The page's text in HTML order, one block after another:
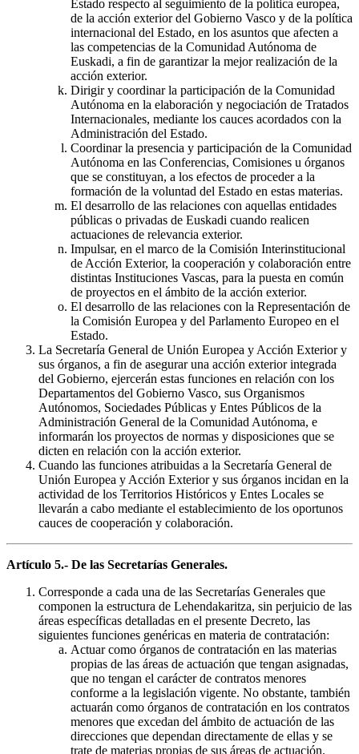
Estado respecto al seguimiento de la política europea,
de la acción exterior del Gobierno Vasco y de la política
internacional del Estado, en los asuntos que afecten a
las competencias de la Comunidad Autónoma de
Euskadi, a fin de garantizar la mejor realización de la
acción exterior.
Dirigir y coordinar la participación de la Comunidad
Autónoma en la elaboración y negociación de Tratados
Internacionales, mediante los cauces acordados con la
Administración del Estado.
Coordinar la presencia y participación de la Comunidad
Autónoma en las Conferencias, Comisiones u órganos
que se constituyan, a los efectos de proceder a la
formación de la voluntad del Estado en estas materias.
El desarrollo de las relaciones con aquellas entidades
públicas o privadas de Euskadi cuando realicen
actuaciones de relevancia exterior.
Impulsar, en el marco de la Comisión Interinstitucional
de Acción Exterior, la cooperación y colaboración entre
distintas Instituciones Vascas, para la puesta en común
de proyectos en el ámbito de la acción exterior.
El desarrollo de las relaciones con la Representación de
la Comisión Europea y del Parlamento Europeo en el
Estado.
La Secretaría General de Unión Europea y Acción Exterior y
sus órganos, a fin de asegurar una acción exterior integrada
del Gobierno, ejercerán estas funciones en relación con los
Departamentos del Gobierno Vasco, sus Organismos
Autónomos, Sociedades Públicas y Entes Públicos de la
Administración General de la Comunidad Autónoma, e
informarán los proyectos de normas y disposiciones que se
dicten en relación con la acción exterior.
Cuando las funciones atribuidas a la Secretaría General de
Unión Europea y Acción Exterior y sus órganos incidan en la
actividad de los Territorios Históricos y Entes Locales se
llevarán a cabo mediante el establecimiento de los oportunos
cauces de cooperación y colaboración.
Artículo 5.- De las Secretarías Generales.
Corresponde a cada una de las Secretarías Generales que
componen la estructura de Lehendakaritza, sin perjuicio de las
áreas específicas detalladas en el presente Decreto, las
siguientes funciones genéricas en materia de contratación:
Actuar como órganos de contratación en las materias
propias de las áreas de actuación que tengan asignadas,
que no tengan el carácter de contratos menores
conforme a la legislación vigente. No obstante, también
actuarán como órganos de contratación en los contratos
menores que excedan del ámbito de actuación de las
direcciones que dependan directamente de ellas y se
trate de materias propias de sus áreas de actuación.